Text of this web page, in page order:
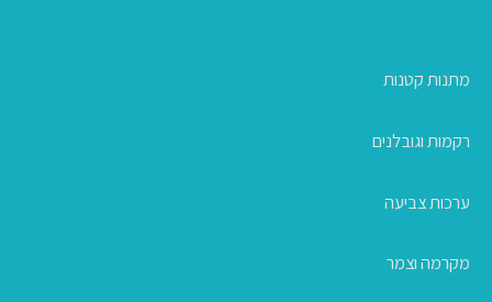
מתנות קטנות
רקמות וגובלנים
ערכות צביעה
מקרמה וצמר